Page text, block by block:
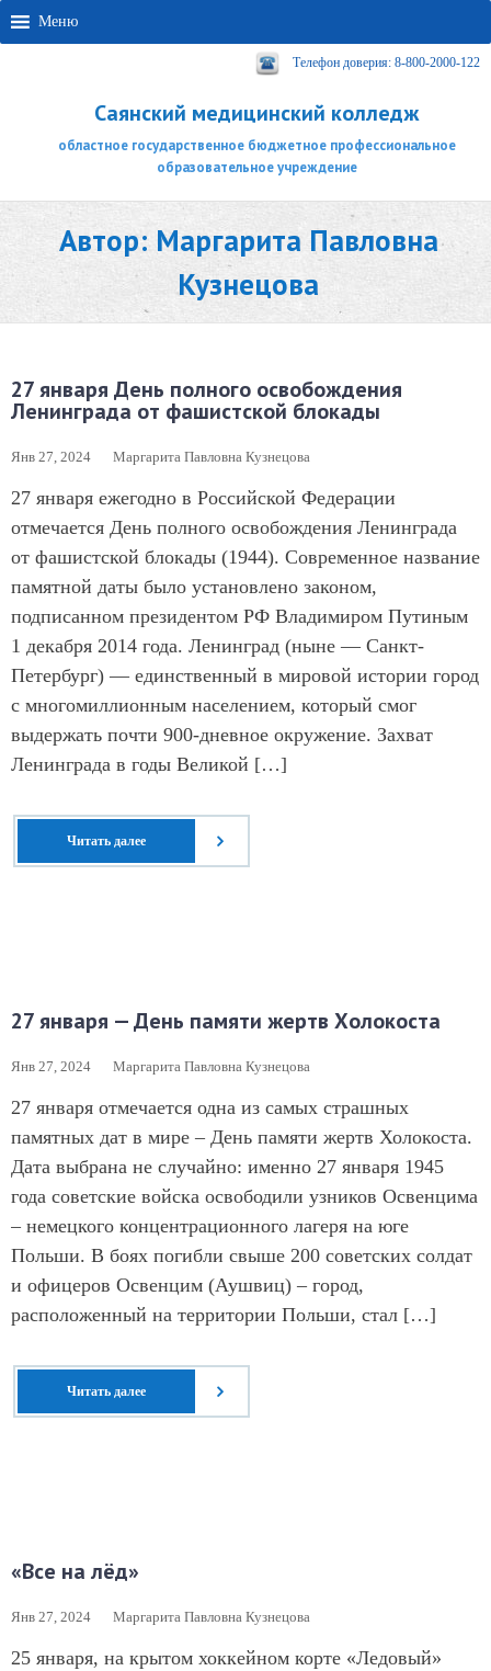
Меню
Телефон доверия: 8-800-2000-122
Саянский медицинский колледж
областное государственное бюджетное профессиональное
образовательное учреждение
Автор: Маргарита Павловна
Кузнецова
27 января День полного освобождения
Ленинграда от фашистской блокады
Янв 27, 2024 Маргарита Павловна Кузнецова
27 января ежегодно в Российской Федерации
отмечается День полного освобождения Ленинграда
от фашистской блокады (1944). Современное название
памятной даты было установлено законом,
подписанном президентом РФ Владимиром Путиным
1 декабря 2014 года. Ленинград (ныне — Санкт-
Петербург) — единственный в мировой истории город
с многомиллионным населением, который смог
выдержать почти 900-дневное окружение. Захват
Ленинграда в годы Великой […]
Читать далее
27 января — День памяти жертв Холокоста
Янв 27, 2024 Маргарита Павловна Кузнецова
27 января отмечается одна из самых страшных
памятных дат в мире – День памяти жертв Холокоста.
Дата выбрана не случайно: именно 27 января 1945
года советские войска освободили узников Освенцима
– немецкого концентрационного лагеря на юге
Польши. В боях погибли свыше 200 советских солдат
и офицеров Освенцим (Аушвиц) – город,
расположенный на территории Польши, стал […]
Читать далее
«Все на лёд»
Янв 27, 2024 Маргарита Павловна Кузнецова
25 января, на крытом хоккейном корте «Ледовый»